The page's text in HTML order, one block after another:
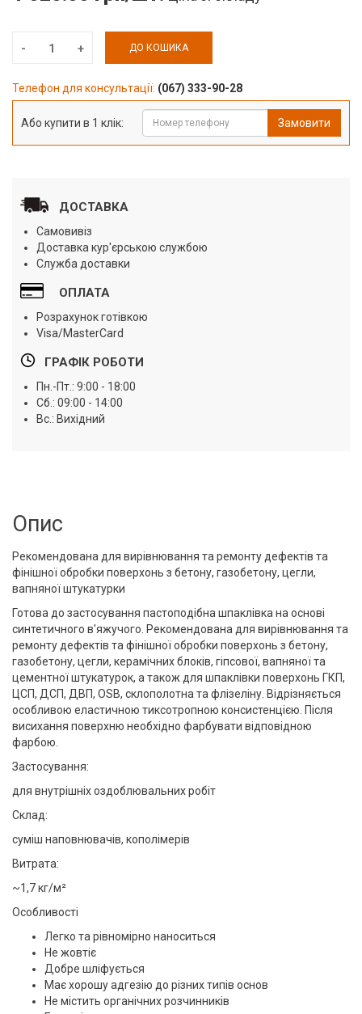
ДО КОШИКА
Телефон для консультації: (067) 333-90-28
Або купити в 1 клік: Замовити
ДОСТАВКА
Самовивіз
Доставка кур'єрською службою
Служба доставки
ОПЛАТА
Розрахунок готівкою
Visa/MasterCard
ГРАФІК РОБОТИ
Пн.-Пт.: 9:00 - 18:00
Сб.: 09:00 - 14:00
Вс.: Вихідний
Опис
Рекомендована для вирівнювання та ремонту дефектів та
фінішної обробки поверхонь з бетону, газобетону, цегли,
вапняної штукатурки
Готова до застосування пастоподібна шпаклівка на основі
синтетичного в'яжучого. Рекомендована для вирівнювання та
ремонту дефектів та фінішної обробки поверхонь з бетону,
газобетону, цегли, керамічних блоків, гіпсової, вапняної та
цементної штукатурок, а також для шпаклівки поверхонь ГКП,
ЦСП, ДСП, ДВП, OSB, склополотна та флізеліну. Відрізняється
особливою еластичною тиксотропною консистенцією. Після
висихання поверхню необхідно фарбувати відповідною
фарбою.
Застосування:
для внутрішніх оздоблювальних робіт
Склад:
суміш наповнювачів, кополімерів
Витрата:
~1,7 кг/м²
Особливості
Легко та рівномірно наноситься
Не жовтіє
Добре шліфується
Має хорошу адгезію до різних типів основ
Не містить органічних розчинників